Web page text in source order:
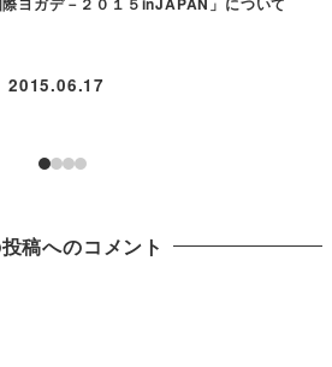
2015.06.17
稿へのコメント